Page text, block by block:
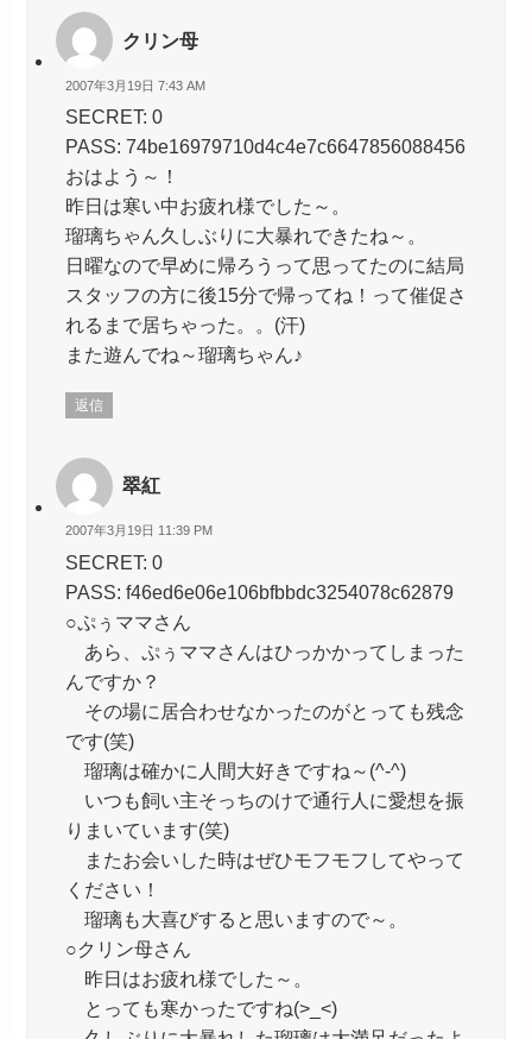
クリン母
2007年3月19日 7:43 AM
SECRET: 0
PASS: 74be16979710d4c4e7c6647856088456
おはよう～！
昨日は寒い中お疲れ様でした～。
瑠璃ちゃん久しぶりに大暴れできたね～。
日曜なので早めに帰ろうって思ってたのに結局
スタッフの方に後15分で帰ってね！って催促さ
れるまで居ちゃった。。(汗)
また遊んでね～瑠璃ちゃん♪
返信
翠紅
2007年3月19日 11:39 PM
SECRET: 0
PASS: f46ed6e06e106bfbbdc3254078c62879
○ぷぅママさん
あら、ぷぅママさんはひっかかってしまった
んですか？
その場に居合わせなかったのがとっても残念
です(笑)
瑠璃は確かに人間大好きですね～(^-^)
いつも飼い主そっちのけで通行人に愛想を振
りまいています(笑)
またお会いした時はぜひモフモフしてやって
ください！
瑠璃も大喜びすると思いますので～。
○クリン母さん
昨日はお疲れ様でした～。
とっても寒かったですね(>_<)